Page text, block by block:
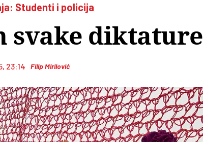
Studenti i policija
svake diktature
23:14 Filip Mirilović